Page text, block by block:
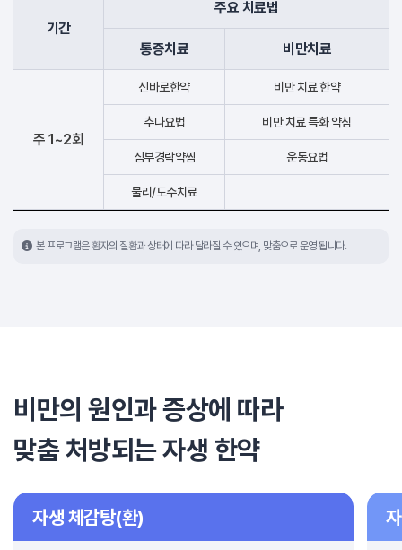
기간
주요 치료법
통증치료 비만치료
주 1~2회
신바로한약 비만 치료 한약
추나요법 비만 치료 특화 약침
심부경락약찜 운동요법
물리/도수치료
본 프로그램은 환자의 질환과 상태에 따라 달라질 수 있으며, 맞춤으로 운영 됩니다.
비만의 원인과 증상에 따라
맞춤 처방되는 자생 한약
자생 체감탕(환)